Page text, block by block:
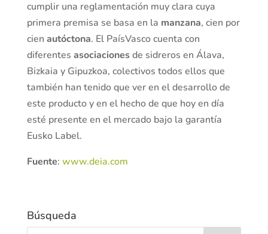
cumplir una reglamentación muy clara cuya
primera premisa se basa en la manzana, cien por
cien autóctona. El PaísVasco cuenta con
diferentes asociacionesde sidreros en Álava,
Bizkaia y Gipuzkoa, colectivos todos ellos que
también han tenido que ver en el desarrollo de
este producto y en el hecho de que hoy en día
esté presente en el mercado bajo la garantía
Eusko Label.
Fuente: www.deia.com
Búsqueda